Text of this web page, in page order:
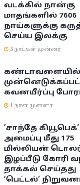
வடக்கில் நான்கு
மாதங்களில் 7606
நாய்களுக்கு
செய்ய இலக்கு
3 நாட்கள் முன்னர்
கண்டாவளையில்
கவனயீர்ப்பு
1 நாள் முன்னர்
’சாந்தே கியூபெக்’
அமைப்பு மீது 175
மில்லியன்
இழப்பீடு கோரி
தாக்கல் செய்தது
‘பெட்டல்’